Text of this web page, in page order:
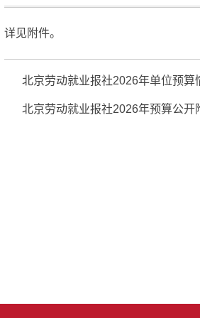
详见附件。
北京劳动就业报社2026年单位预算
北京劳动就业报社2026年预算公开